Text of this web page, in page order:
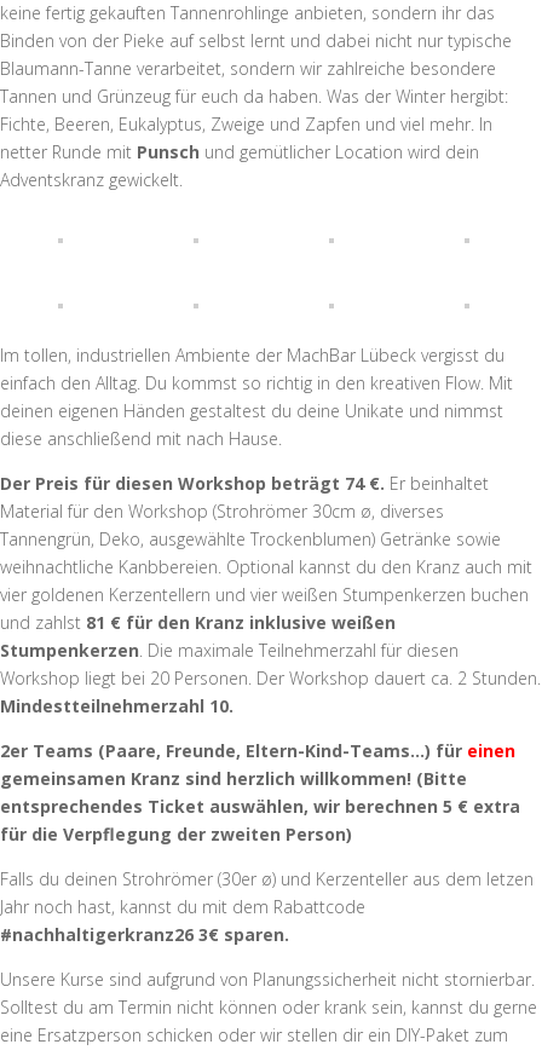
keine fertig gekauften Tannenrohlinge anbieten, sondern ihr das
Binden von der Pieke auf selbst lernt und dabei nicht nur typische
Blaumann-Tanne verarbeitet, sondern wir zahlreiche besondere
Tannen und Grünzeug für euch da haben. Was der Winter hergibt:
Fichte, Beeren, Eukalyptus, Zweige und Zapfen und viel mehr. In
netter Runde mit Punsch und gemütlicher Location wird dein
Adventskranz gewickelt.
Im tollen, industriellen Ambiente der MachBar Lübeck vergisst du
einfach den Alltag. Du kommst so richtig in den kreativen Flow. Mit
deinen eigenen Händen gestaltest du deine Unikate und nimmst
diese anschließend mit nach Hause.
Der Preis für diesen Workshop beträgt 74 €. Er beinhaltet
Material für den Workshop (Strohrömer 30cm ø, diverses
Tannengrün, Deko, ausgewählte Trockenblumen) Getränke sowie
weihnachtliche Kanbbereien. Optional kannst du den Kranz auch mit
vier goldenen Kerzentellern und vier weißen Stumpenkerzen buchen
und zahlst 81 € für den Kranz inklusive weißen
Stumpenkerzen. Die maximale Teilnehmerzahl für diesen
Workshop liegt bei 20 Personen. Der Workshop dauert ca. 2 Stunden.
Mindestteilnehmerzahl 10.
2er Teams (Paare, Freunde, Eltern-Kind-Teams…) für einen
gemeinsamen Kranz sind herzlich willkommen! (Bitte
entsprechendes Ticket auswählen, wir berechnen 5 € extra
für die Verpflegung der zweiten Person)
Falls du deinen Strohrömer (30er ø) und Kerzenteller aus dem letzen
Jahr noch hast, kannst du mit dem Rabattcode
#nachhaltigerkranz26 3€ sparen.
Unsere Kurse sind aufgrund von Planungssicherheit nicht stornierbar.
Solltest du am Termin nicht können oder krank sein, kannst du gerne
eine Ersatzperson schicken oder wir stellen dir ein DIY-Paket zum